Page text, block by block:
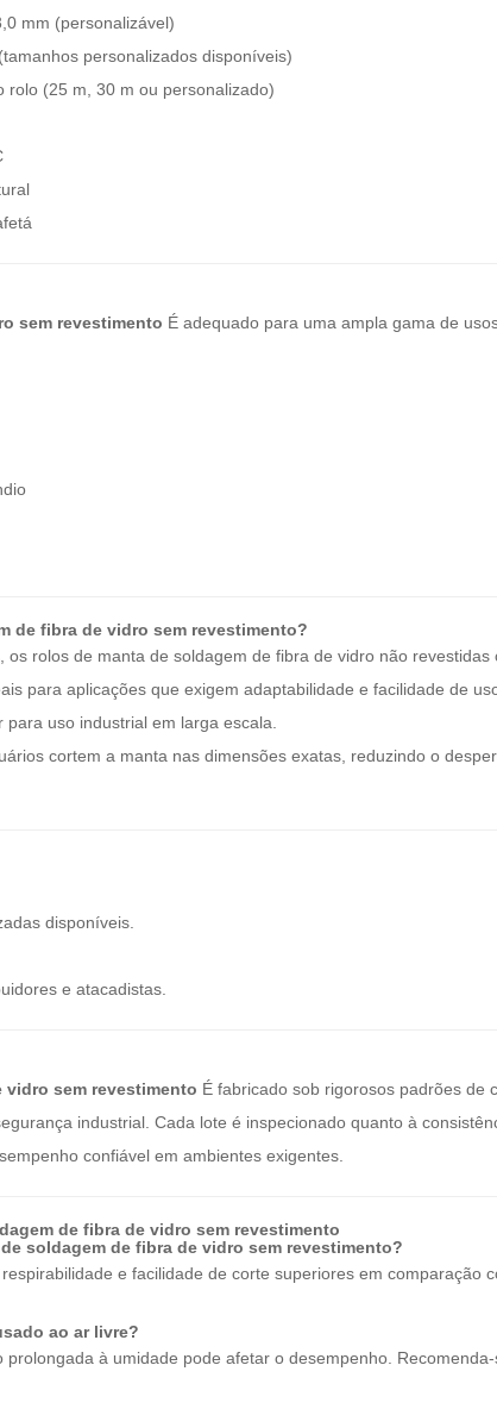
mm (personalizável)
personalizados disponíveis)
rolo (25 m, 30 m ou personalizado)
sem revestimento É adequado para uma ampla gama de
de fibra de vidro sem revestimento?
rolos de manta de soldagem de fibra de vidro não revestidas
para aplicações que exigem adaptabilidade e facilidade de
uso industrial em larga escala.
cortem a manta nas dimensões exatas, reduzindo o
disponíveis.
e atacadistas.
vidro sem revestimento É fabricado sob rigorosos padrões de
industrial. Cada lote é inspecionado quanto à
confiável em ambientes exigentes.
de fibra de vidro sem revestimento
soldagem de fibra de vidro sem revestimento?
e facilidade de corte superiores em comparação
ao ar livre?
à umidade pode afetar o desempenho.